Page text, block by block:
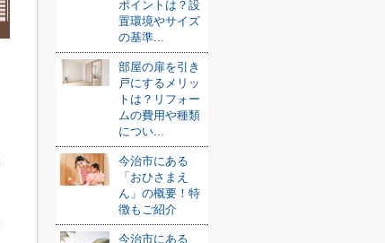
ポイントは？設
置環境やサイズ
の基準...
部屋の扉を引き
戸にするメリッ
トは？リフォー
ムの費用や種類
につい...
今治市にある
「おひさまえ
ん」の概要！特
徴もご紹介
今治市にある